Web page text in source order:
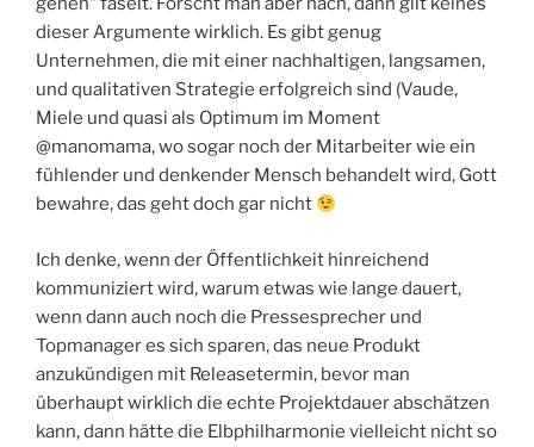
dieser Argumente wirklich. Es gibt genug
Unternehmen, die mit einer nachhaltigen, langsamen,
und qualitativen Strategie erfolgreich sind (Vaude,
Miele und quasi als Optimum im Moment
@manomama, wo sogar noch der Mitarbeiter wie ein
fühlender und denkender Mensch behandelt wird, Gott
bewahre, das geht doch gar nicht
Ich denke, wenn der Öffentlichkeit hinreichend
kommuniziert wird, warum etwas wie lange dauert,
wenn dann auch noch die Pressesprecher und
Topmanager es sich sparen, das neue Produkt
anzukündigen mit Releasetermin, bevor man
überhaupt wirklich die echte Projektdauer abschätzen
kann, dann hätte die Elbphilharmonie vielleicht nicht so